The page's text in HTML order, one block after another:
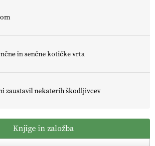
in senčne kotičke vrta
zaustavil nekaterih škodljivcev
Knjige in založba